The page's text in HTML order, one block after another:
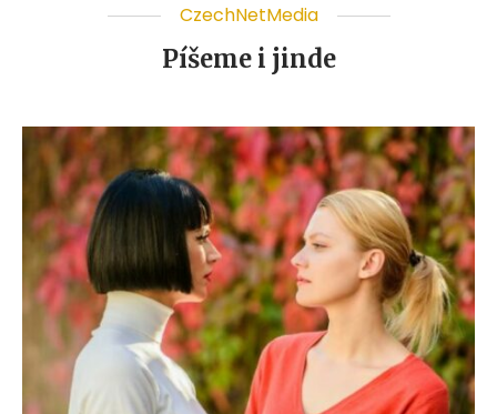
CzechNetMedia
Píšeme i jinde